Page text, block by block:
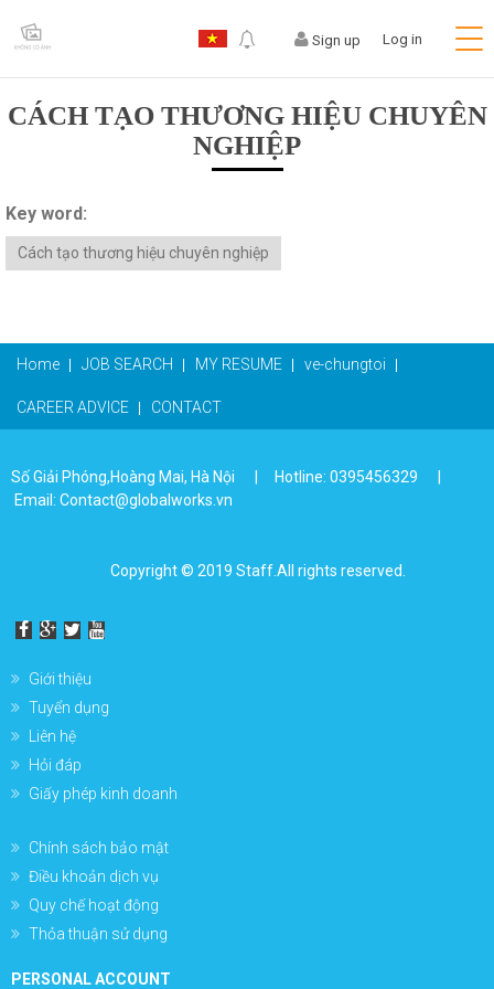
Sign up Log in
CÁCH TẠO THƯƠNG HIỆU CHUYÊN
NGHIỆP
Key word:
Cách tạo thương hiệu chuyên nghiệp
Home JOB SEARCH MY RESUME ve-chungtoi
CAREER ADVICE CONTACT
Số Giải Phóng,Hoàng Mai, Hà Nội | Hotline: 0395456329 |
Email: Contact@globalworks.vn
Copyright © 2019 Staff.All rights reserved.
Giới thiệu
Tuyển dụng
Liên hệ
Hỏi đáp
Giấy phép kinh doanh
Chính sách bảo mật
Điều khoản dịch vụ
Quy chế hoạt động
Thỏa thuận sử dụng
PERSONAL ACCOUNT